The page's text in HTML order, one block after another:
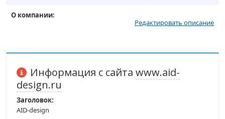
О компании:
Редактировать описание
Информация с сайта www.aid-
design.ru
Заголовок:
AID-design